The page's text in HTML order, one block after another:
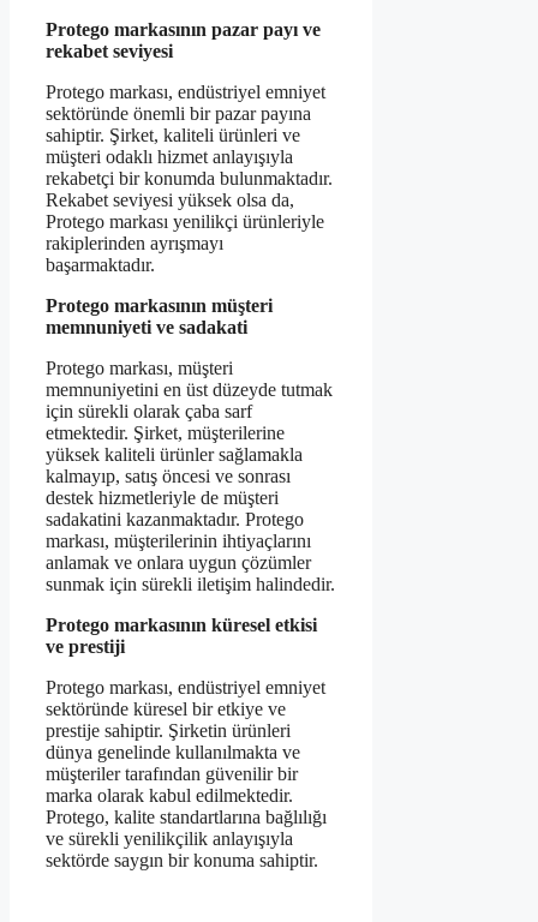
Protego markasının pazar payı ve
rekabet seviyesi
Protego markası, endüstriyel emniyet
sektöründe önemli bir pazar payına
sahiptir. Şirket, kaliteli ürünleri ve
müşteri odaklı hizmet anlayışıyla
rekabetçi bir konumda bulunmaktadır.
Rekabet seviyesi yüksek olsa da,
Protego markası yenilikçi ürünleriyle
rakiplerinden ayrışmayı
başarmaktadır.
Protego markasının müşteri
memnuniyeti ve sadakati
Protego markası, müşteri
memnuniyetini en üst düzeyde tutmak
için sürekli olarak çaba sarf
etmektedir. Şirket, müşterilerine
yüksek kaliteli ürünler sağlamakla
kalmayıp, satış öncesi ve sonrası
destek hizmetleriyle de müşteri
sadakatini kazanmaktadır. Protego
markası, müşterilerinin ihtiyaçlarını
anlamak ve onlara uygun çözümler
sunmak için sürekli iletişim halindedir.
Protego markasının küresel etkisi
ve prestiji
Protego markası, endüstriyel emniyet
sektöründe küresel bir etkiye ve
prestije sahiptir. Şirketin ürünleri
dünya genelinde kullanılmakta ve
müşteriler tarafından güvenilir bir
marka olarak kabul edilmektedir.
Protego, kalite standartlarına bağlılığı
ve sürekli yenilikçilik anlayışıyla
sektörde saygın bir konuma sahiptir.